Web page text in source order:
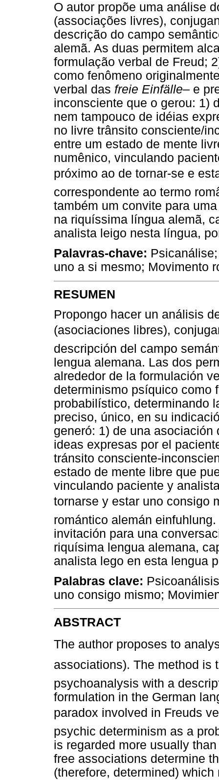
O autor propõe uma análise
(associações livres),
descrição do campo
alemã. As duas permitem
formulação verbal de Freud;
como fenômeno
verbal das freie Einfälle– e
inconsciente que o gerou: 1)
nem tampouco de idéias
no livre trânsito consciente/
entre um estado de mente
numênico, vinculando
próximo ao de tornar-se e
correspondente ao termo
também um convite para
na riquíssima língua alemã,
analista leigo nesta língua,
Palavras-chave:
uno a si mesmo; Movimento
RESUMEN
Propongo hacer un análisis
(asociaciones libres),
descripción del campo
lengua alemana. Las dos
alrededor de la formulación
determinismo psíquico como
probabilístico, determinando
preciso, único, en su
generó: 1) de una
ideas expresas por el
tránsito consciente-
estado de mente libre que
vinculando paciente y
tornarse y estar uno
romántico alemán
invitación para una
riquísima lengua alemana,
analista lego en esta lengua
Palabras clave:
uno consigo mismo;
ABSTRACT
The author proposes to
associations). The method
psychoanalysis with a
formulation in the German
paradox involved in Freuds
psychic determinism as a
is regarded more usually
free associations determine
(therefore, determined)